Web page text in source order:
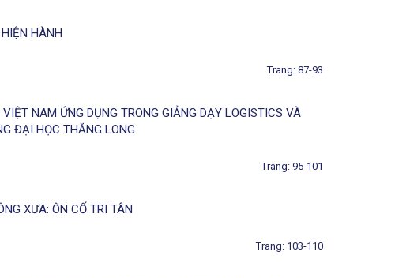
HÀNH
Trang: 87-93
NAM ỨNG DỤNG TRONG GIẢNG DẠY LOGISTICS VÀ
ĐẠI HỌC THĂNG LONG
Trang: 95-101
XƯA: ÔN CỐ TRI TÂN
Trang: 103-110